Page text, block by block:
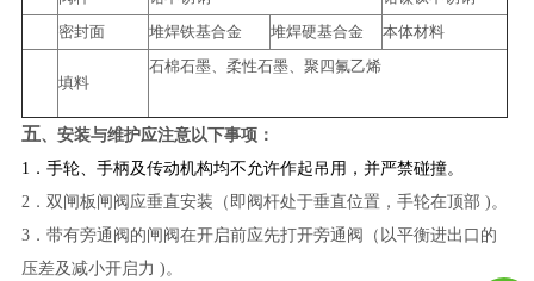
密封面
堆焊铁基合金 堆焊硬基合金 本体材料
填料
石棉石墨、柔性石墨、聚四氟乙烯
五、 安装与维护应注意以下事项：
1．手轮、手柄及传动机构均不允许作起吊用，并严禁碰撞。
2．双闸板闸阀应垂直安装（即阀杆处于垂直位置，手轮在顶部 )。
3．带有旁通阀的闸阀在开启前应先打开旁通阀（以平衡进出口的
压差及减小开启力 )。